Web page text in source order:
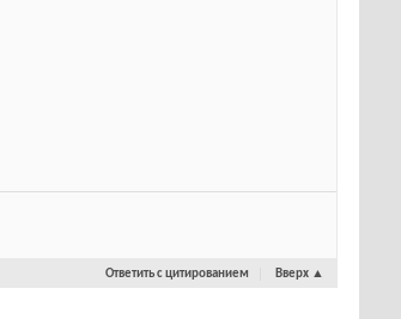
Ответить с цитированием Вверх ▲